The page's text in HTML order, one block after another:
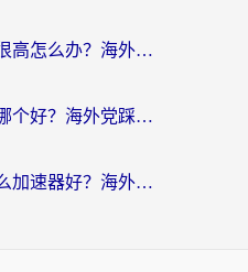
雪糕工厂国外玩延迟很高怎么办？海外玩家国服游戏加速终极攻略（附实测推荐）
打江南百景图加速器哪个好？海外党踩坑N次后，终于找到不卡的秘诀
非洲玩装甲战争用什么加速器好？海外党亲测有效的国服游戏加速方案